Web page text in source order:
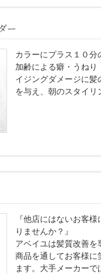
ー
カラーにプラス１０分
加齢による癖・うね
イジングダメージに
を与え、朝のスタイリ
『他店にはないお客
りませんか？』
アベイユは髪質改善
商品を通してお客様に
ます。大手メーカー